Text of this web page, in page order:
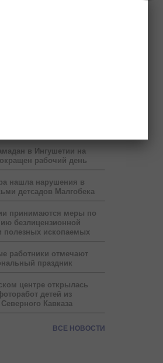
в Ингушетии на
рабочий день
нашла нарушения в
детсадов Малгобека
принимаются меры по
безлицензионной
полезных ископаемых
работники отмечают
праздник
центре открылась
детей из
Кавказа
ВСЕ НОВОСТИ